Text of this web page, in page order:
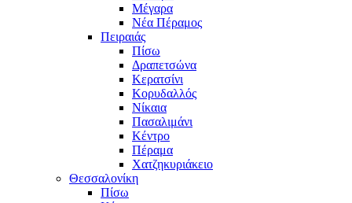
Μέγαρα
Νέα Πέραμος
Πειραιάς
Πίσω
Δραπετσώνα
Κερατσίνι
Κορυδαλλός
Νίκαια
Πασαλιμάνι
Κέντρο
Πέραμα
Χατζηκυριάκειο
Θεσσαλονίκη
Πίσω